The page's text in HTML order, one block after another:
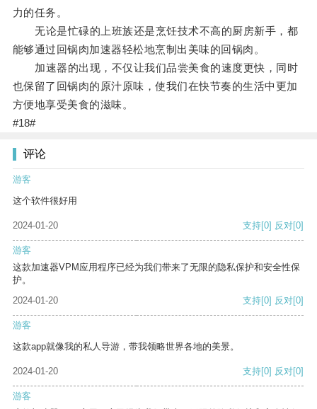
力的任务。
无论是忙碌的上班族还是烹饪技术不高的厨房新手，都
能够通过回锅肉加速器轻松地烹制出美味的回锅肉。
加速器的出现，不仅让我们品尝美食的速度更快，同时
也保留了回锅肉的原汁原味，使我们在快节奏的生活中更加
方便地享受美食的滋味。
#18#
评论
游客
这个软件很好用
2024-01-20 支持[0] 反对[0]
游客
这款加速器VPM应用程序已经为我们带来了无限的隐私保护和安全性保
护。
2024-01-20
支持[0] 反对[0]
游客
这款app就像我的私人导游，带我领略世界各地的美景。
2024-01-20 支持[0] 反对[0]
游客